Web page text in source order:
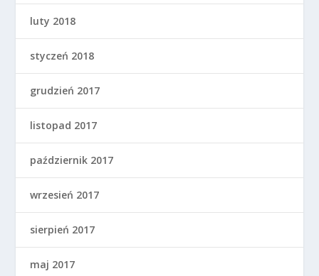
luty 2018
styczeń 2018
grudzień 2017
listopad 2017
październik 2017
wrzesień 2017
sierpień 2017
maj 2017